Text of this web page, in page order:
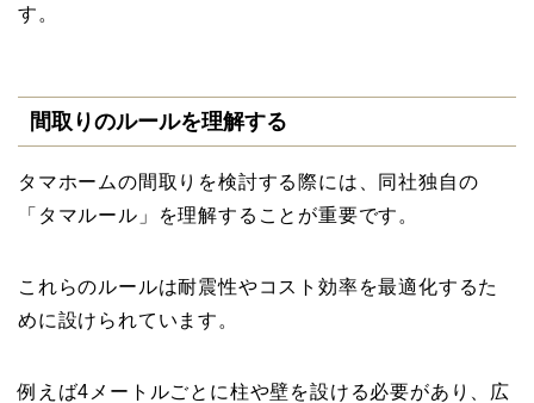
す。
間取りのルールを理解する
タマホームの間取りを検討する際には、同社独自の
「タマルール」を理解することが重要です。
これらのルールは耐震性やコスト効率を最適化するた
めに設けられています。
例えば4メートルごとに柱や壁を設ける必要があり、広